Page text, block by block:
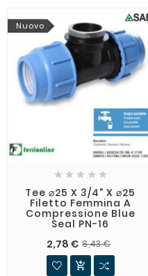
Nuovo
    
Tee ⌀25 X 3/4" X ⌀25
Filetto Femmina A
Compressione Blue
Seal PN-16
2,78 € 8,43 €
